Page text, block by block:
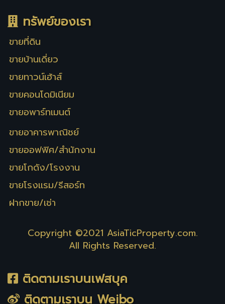
ทรัพย์ของเรา
ขายที่ดิน
ขายบ้านเดี่ยว
ขายทาวน์เฮ้าส์
ขายคอนโดมิเนียม
ขายอพาร์ทเมนต์
ขายอาคารพาณิชย์
ขายออฟฟิศ/สำนักงาน
ขายโกดัง/โรงงาน
ขายโรงเเรม/รีสอร์ท
ฝากขาย/เช่า
Copyright ©2021 AsiaTicProperty.com.
All Rights Reserved.
ติดตามเราบนเฟสบุค
ติดตามเราบน Weibo